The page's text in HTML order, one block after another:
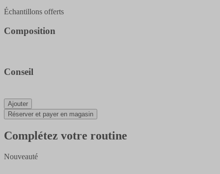
Échantillons offerts
Composition
Conseil
Ajouter
Réserver et payer en magasin
Complétez votre routine
Nouveauté